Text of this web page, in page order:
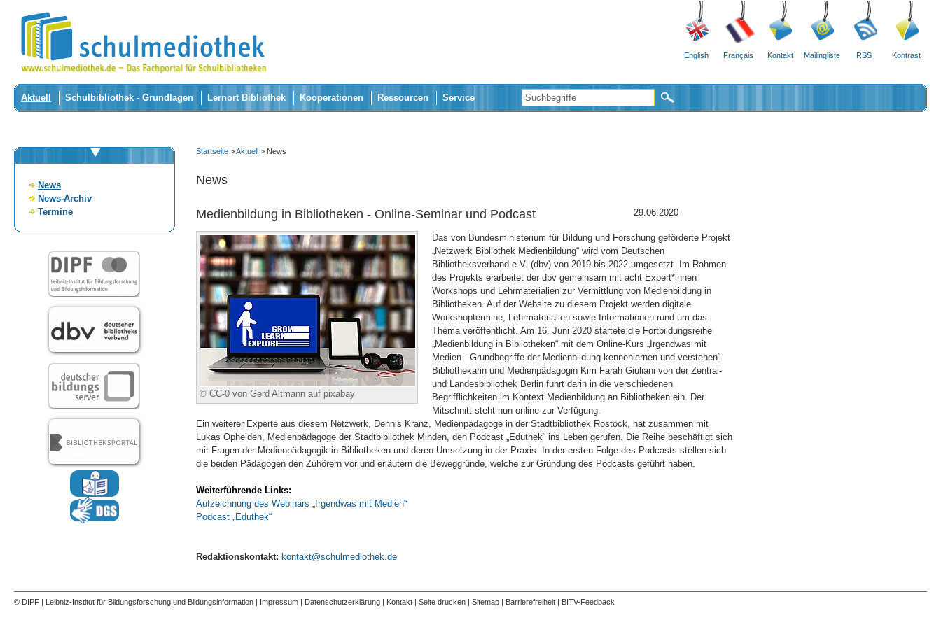
English Français Kontakt Mailingliste RSS Kontrast
Aktuell Schulbibliothek - Grundlagen Lernort Bibliothek Kooperationen Ressourcen Service
News
News-Archiv
Termine
Startseite >Aktuell > News
News
Medienbildung in Bibliotheken - Online-Seminar und Podcast 29.06.2020
© CC-0 von Gerd Altmann auf pixabay
Das von Bundesministerium für Bildung und Forschung geförderte Projekt
„Netzwerk Bibliothek Medienbildung“ wird vom Deutschen
Bibliotheksverband e.V. (dbv) von 2019 bis 2022 umgesetzt. Im Rahmen
des Projekts erarbeitet der dbv gemeinsam mit acht Expert*innen
Workshops und Lehrmaterialien zur Vermittlung von Medienbildung in
Bibliotheken. Auf der Website zu diesem Projekt werden digitale
Workshoptermine, Lehrmaterialien sowie Informationen rund um das
Thema veröffentlicht. Am 16. Juni 2020 startete die Fortbildungsreihe
„Medienbildung in Bibliotheken“ mit dem Online-Kurs „Irgendwas mit
Medien - Grundbegriffe der Medienbildung kennenlernen und verstehen“.
Bibliothekarin und Medienpädagogin Kim Farah Giuliani von der Zentral-
und Landesbibliothek Berlin führt darin in die verschiedenen
Begrifflichkeiten im Kontext Medienbildung an Bibliotheken ein. Der
Mitschnitt steht nun online zur Verfügung.
Ein weiterer Experte aus diesem Netzwerk, Dennis Kranz, Medienpädagoge in der Stadtbibliothek Rostock, hat zusammen mit
Lukas Opheiden, Medienpädagoge der Stadtbibliothek Minden, den Podcast „Eduthek“ ins Leben gerufen. Die Reihe beschäftigt sich
mit Fragen der Medienpädagogik in Bibliotheken und deren Umsetzung in der Praxis. In der ersten Folge des Podcasts stellen sich
die beiden Pädagogen den Zuhörern vor und erläutern die Beweggründe, welche zur Gründung des Podcasts geführt haben.
Weiterführende Links:
Aufzeichnung des Webinars „Irgendwas mit Medien“
Podcast „Eduthek“
Redaktionskontakt: kontakt@schulmediothek.de
© DIPF | Leibniz-Institut für Bildungsforschung und Bildungsinformation | Impressum | Datenschutzerklärung | Kontakt | Seite drucken | Sitemap | Barrierefreiheit | BITV-Feedback